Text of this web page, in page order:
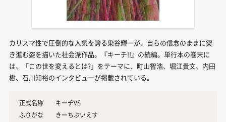
カリスマ性で圧倒的な人気を誇る染谷輝一が、自らの信念のままに突
き進む姿を描いた社会派作品。『キーチ!!』の続編。単行本の巻末に
は、「この世を変えるとは?」をテーマに、町山智浩、堀江貴文、内田
樹、石川知裕のインタビューが掲載されている。
正式名称
キーチVS
ふりがな
きーちぶいえす